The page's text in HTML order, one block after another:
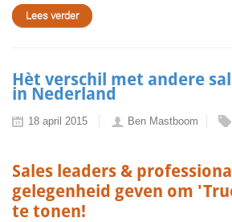
Lees verder
Hèt verschil met andere
in Nederland
18 april 2015 Ben Mastboom
Sales leaders &
gelegenheid geven om
te tonen!